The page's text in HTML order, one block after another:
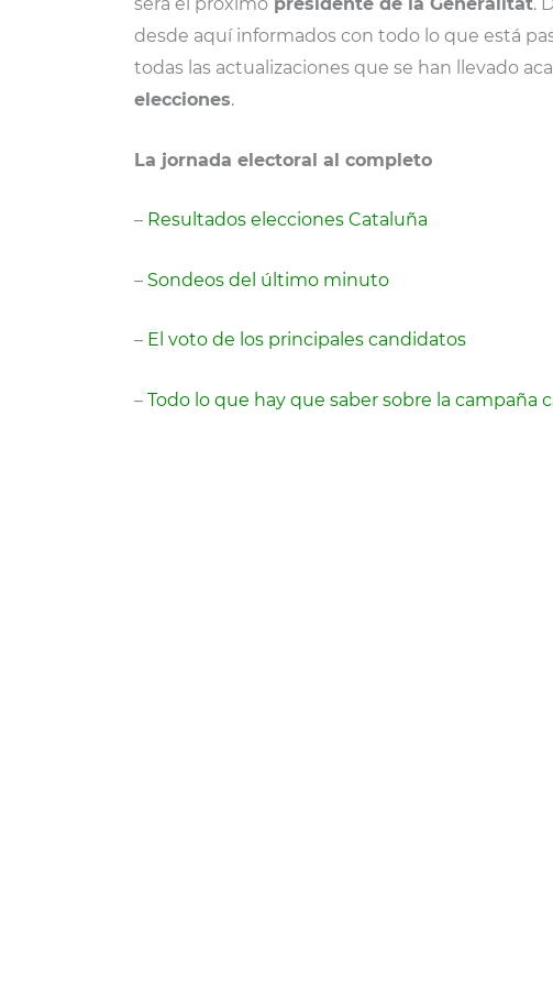
desde aquí informados con todo lo que está
todas las actualizaciones que se han llevado
elecciones.
La jornada electoral al completo
– Resultados elecciones Cataluña
– Sondeos del último minuto
– El voto de los principales candidatos
– Todo lo que hay que saber sobre la campaña